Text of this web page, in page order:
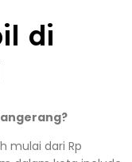
di
mulai dari Rp